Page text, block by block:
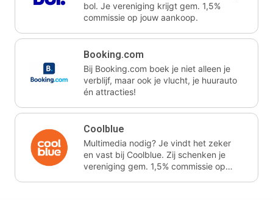
bol. Je vereniging krijgt gem. 1,5%
commissie op jouw aankoop.
Booking.com
Bij Booking.com boek je niet alleen je
verblijf, maar ook je vlucht, je huurauto
én attracties!
Coolblue
Multimedia nodig? Je vindt het zeker
en vast bij Coolblue. Zij schenken je
vereniging gem. 1,5% commissie op